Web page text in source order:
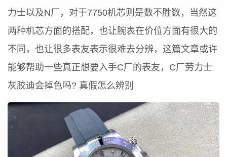
力士以及N厂，对于7750机芯则是数不胜数，当然这
两种机芯方面的搭配，也让腕表在价位方面有很大的
不同，也让很多表友表示很难去分辨，这篇文章或许
能够帮助一些真正想要入手C厂的表友，C厂劳力士
灰胶迪会掉色吗? 真假怎么辨别